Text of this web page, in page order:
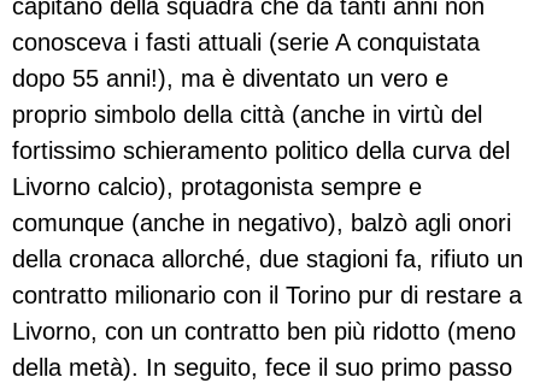
capitano della squadra che da tanti anni non
conosceva i fasti attuali (serie A conquistata
dopo 55 anni!), ma è diventato un vero e
proprio simbolo della città (anche in virtù del
fortissimo schieramento politico della curva del
Livorno calcio), protagonista sempre e
comunque (anche in negativo), balzò agli onori
della cronaca allorché, due stagioni fa, rifiuto un
contratto milionario con il Torino pur di restare a
Livorno, con un contratto ben più ridotto (meno
della metà). In seguito, fece il suo primo passo